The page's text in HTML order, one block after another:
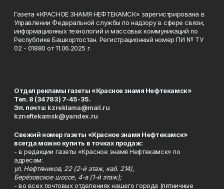
Газета «КРАСНОЕ ЗНАМЯ НЕФТЕКАМСК» зарегистрирована в
Управлении Федеральной службы по надзору в сфере связи,
информационных технологий и массовых коммуникаций по
Республике Башкортостан. Регистрационный номер ПИ № ТУ
02 - 01880 от 11.06.2025 г.
Отдел рекламы газеты «Красное знамя Нефтекамск»
Тел. 8 (34783) 7-45-35.
Эл. почта: kzreklama@mail.ru
kzneftekamsk@yandex.ru
Свежий номер газеты «Красное знамя Нефтекамск»
всегда можно купить в точках продаж:
- в редакции газеты «Красное знамя Нефтекамск» по
адресам:
ул. Нефтяников, 22 (2-й этаж, каб. 214),
Берёзовское шоссе, 4-а (1-й этаж);
- во всех почтовых отделениях нашего города (пятничные